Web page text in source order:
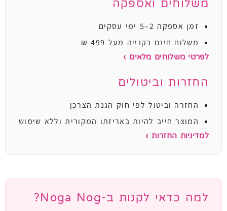
משלוחים ואספקה
זמן אספקה 2–5 ימי עסקים
משלוח חינם בקנייה מעל 499 ₪
לפרטי משלוחים מלאים ›
החזרות וביטולים
החזרה וביטול לפי חוק הגנת הצרכן
המוצר חייב להיות באריזתו המקורית וללא שימוש
למדיניות החזרות ›
למה כדאי לקנות ב-Noga Nog?